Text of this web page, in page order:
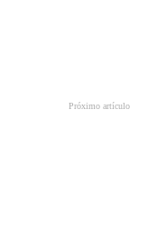
Próximo artículo